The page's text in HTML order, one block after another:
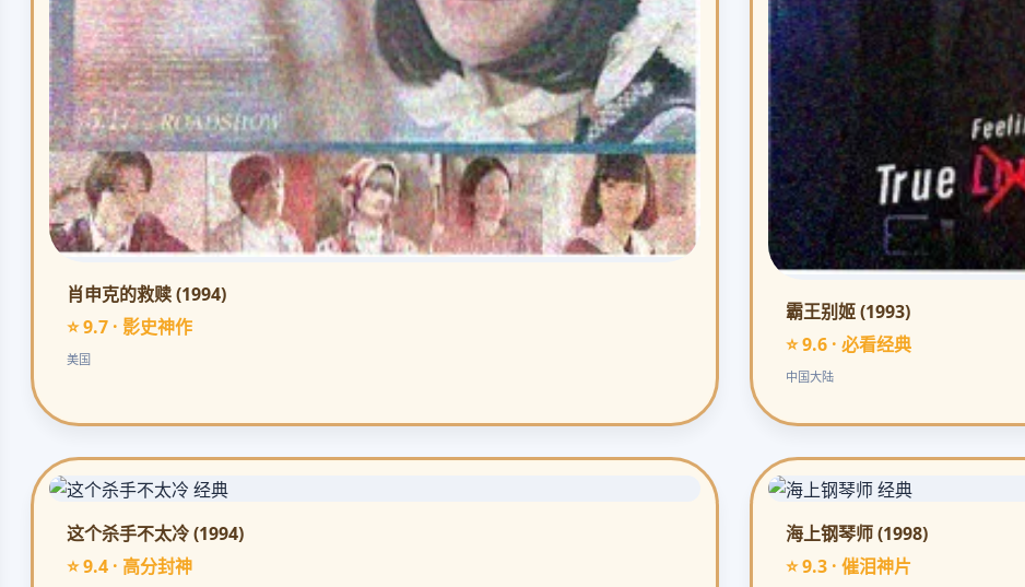
肖申克的救赎 (1994)
⭐ 9.7 · 影史神作
美国
霸王别姬 (1993)
⭐ 9.6 · 必看经典
中国大陆
这个杀手不太冷 (1994)
⭐ 9.4 · 高分封神
海上钢琴师 (1998)
⭐ 9.3 · 催泪神片